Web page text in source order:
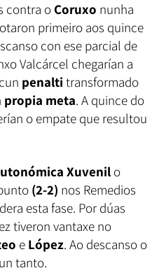
contra o Coruxo nunha
primeiro aos quince
con ese parcial de
Valcárcel chegarían a
penalti transformado
propia meta. A quince do
o empate que resultou
Xuvenil o
(2-2) nos Remedios
esta fase. Por dúas
tiveron vantaxe no
e López. Ao descanso o
tanto.